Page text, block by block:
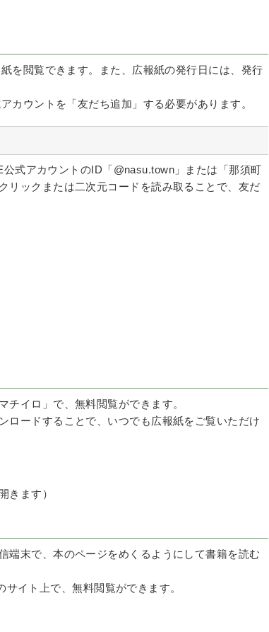
を閲覧できます。また、広報紙の発行日には、発行
ウントを「友だち追加」する必要があります。
式アカウントのID「@nasu.town」または「那須町
リックまたは二次元コードを読み取ることで、友だ
チイロ」で、無料閲覧ができます。
ロードすることで、いつでも広報紙をご覧いただけ
きます）
端末で、本のページをめくるようにして書籍を読む
イト上で、無料閲覧ができます。